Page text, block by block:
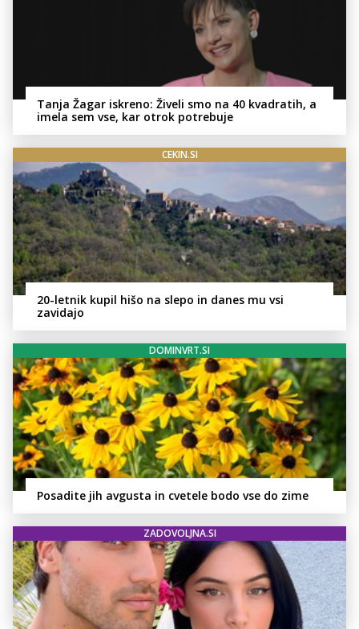
Tanja Žagar iskreno: Živeli smo na 40 kvadratih, a
imela sem vse, kar otrok potrebuje
CEKIN.SI
20-letnik kupil hišo na slepo in danes mu vsi
zavidajo
DOMINVRT.SI
Posadite jih avgusta in cvetele bodo vse do zime
ZADOVOLJNA.SI